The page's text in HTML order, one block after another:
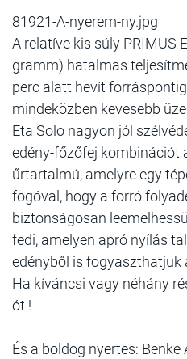
81921-A-nyerem-ny.jpg
A relatíve kis súly PRIMUS
gramm) hatalmas
perc alatt hevít
mindeközben kevesebb
Eta Solo nagyon jól
edény-főzőfej kombinációt
űrtartalmú, amelyre egy
fogóval, hogy a forró
biztonságosan
fedi, amelyen apró nyílás
edényből is fogyaszthatjuk
Ha kíváncsi vagy néhány
ót !
És a boldog nyertes: Benke